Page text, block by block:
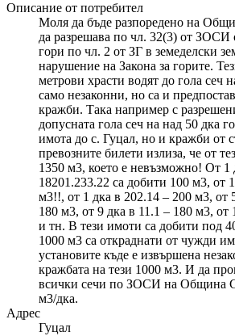
Описание от потребител
Моля да бъде разпоредено на
да разрешава по чл. 32(3) от ЗОСИ
гори по чл. 2 от ЗГ в земеделски
нарушение на Закона за горите.
метрови храсти водят до гола сеч
само незаконни, но са и
кражби. Така например с
допусната гола сеч на над 50 дка
имота до с. Гуцал, но и кражби от
превозните билети излиза, че от
1350 м3, което е невъзможно! От 1
18201.233.22 са добити 100 м3, от
м3!!, от 1 дка в 202.14 – 200 м3, от
180 м3, от 9 дка в 11.1 – 180 м3, от
и тн. В тези имоти са добити под
1000 м3 са откраднати от чужди
установите къде е извършена
кражбата на тези 1000 м3. И да
всички сечи по ЗОСИ на Община
м3/дка.
Адрес
Гуцал